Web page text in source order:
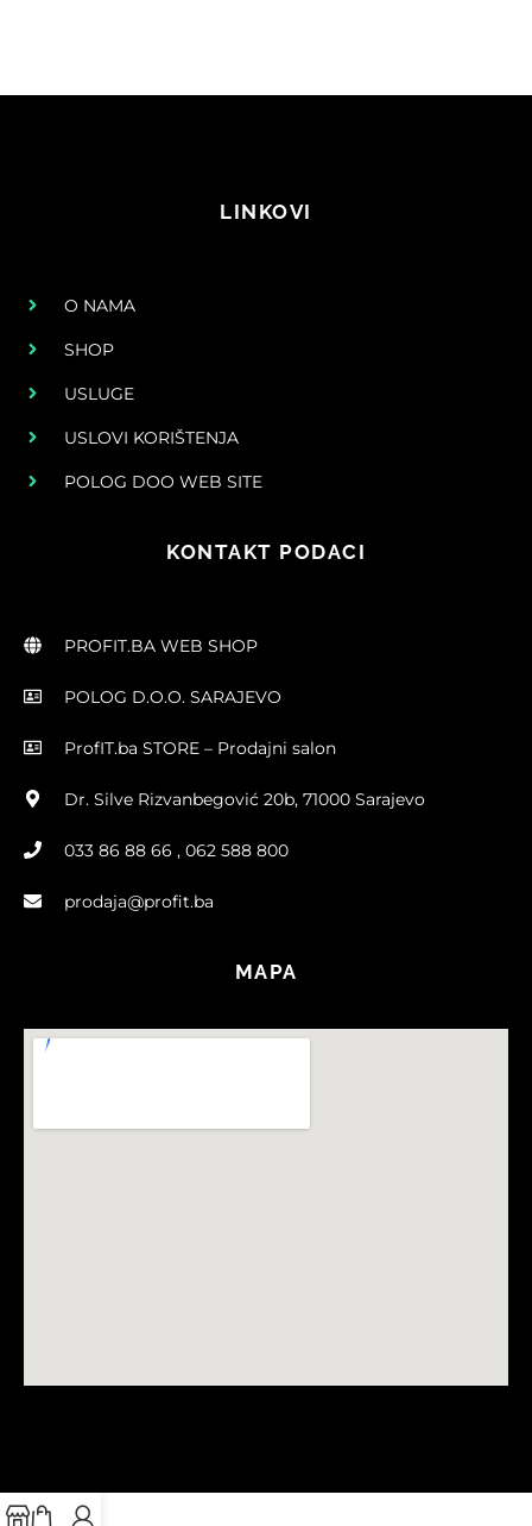
LINKOVI
O NAMA
SHOP
USLUGE
USLOVI KORIŠTENJA
POLOG DOO WEB SITE
KONTAKT PODACI
PROFIT.BA WEB SHOP
POLOG D.O.O. SARAJEVO
ProfIT.ba STORE – Prodajni salon
Dr. Silve Rizvanbegović 20b, 71000 Sarajevo
033 86 88 66 , 062 588 800
prodaja@profit.ba
MAPA